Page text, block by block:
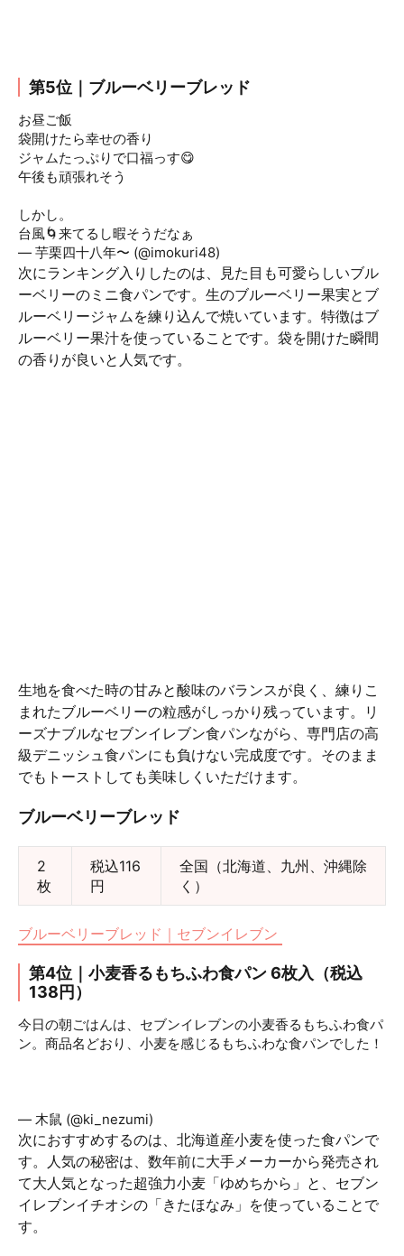
第5位｜ブルーベリーブレッド
お昼ご飯
袋開けたら幸せの香り
ジャムたっぷりで口福っす😋
午後も頑張れそう
しかし。
台風🌀来てるし暇そうだなぁ
— 芋栗四十八年〜 (@imokuri48)
次にランキング入りしたのは、見た目も可愛らしいブル
ーベリーのミニ食パンです。生のブルーベリー果実とブ
ルーベリージャムを練り込んで焼いています。特徴はブ
ルーベリー果汁を使っていることです。袋を開けた瞬間
の香りが良いと人気です。
生地を食べた時の甘みと酸味のバランスが良く、練りこ
まれたブルーベリーの粒感がしっかり残っています。リ
ーズナブルなセブンイレブン食パンながら、専門店の高
級デニッシュ食パンにも負けない完成度です。そのまま
でもトーストしても美味しくいただけます。
ブルーベリーブレッド
2
枚
税込116
円
全国（北海道、九州、沖縄除
く）
ブルーベリーブレッド｜セブンイレブン
第4位｜小麦香るもちふわ食パン 6枚入（税込
138円）
今日の朝ごはんは、セブンイレブンの小麦香るもちふわ食パ
ン。商品名どおり、小麦を感じるもちふわな食パンでした！
— 木鼠 (@ki_nezumi)
次におすすめするのは、北海道産小麦を使った食パンで
す。人気の秘密は、数年前に大手メーカーから発売され
て大人気となった超強力小麦「ゆめちから」と、セブン
イレブンイチオシの「きたほなみ」を使っていることで
す。